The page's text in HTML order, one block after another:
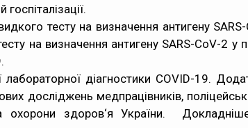
тесту на визначення антигену
на визначення антигену SARS-CoV-2 у
діагностики COVID-19.
досліджень медпрацівників,
охорони здоров‘я України.